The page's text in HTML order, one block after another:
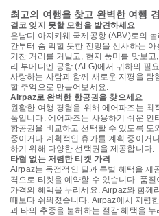
최고의 여행을 찾고 완벽한 여행
결코 잊지 못할 모험을 발견하세요
은남디 아지키웨 국제공항 (ABV)로의
간부터 숨 막힐 듯한 전망을 선사하는
기찬 거리를 거닐고, 현지 풍미를 맛보
리 부메디엔 공항 (ALG)에서 귀하의 필
사랑하는 사람과 함께 새로운 지평을 탐
할 추억으로 만들어보세요.
Airpaz로 완벽한 항공권을 찾으세요
원활한 여행 경험을 위해 에어파즈는 최
폼입니다. 에어파즈는 사용하기 쉬운 인
항공권을 비교하고 선택할 수 있도록 도
중이거나 계획적인 휴가를 계획 중이거
하기 위해 다양한 선택권을 제공합니다.
타협 없는 저렴한 티켓 가격
Airpaz는 독점적인 딜과 특별 혜택을 제
격으로 티켓을 예약할 수 있습니다. 품
가격의 혜택을 누리세요. Airpaz와 함께
때보다 쉬워졌습니다. Airpaz에서 저렴
과 타의 추종을 불허하는 절감 혜택을 누